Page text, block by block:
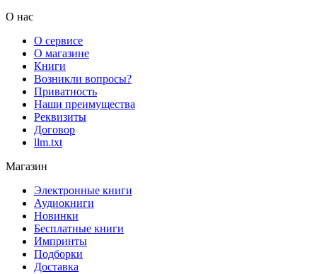
О нас
О сервисе
О магазине
Книги
Возникли вопросы?
Приватность
Наши преимущества
Реквизиты
Договор
llm.txt
Магазин
Электронные книги
Аудиокниги
Новинки
Бесплатные книги
Импринты
Подборки
Доставка